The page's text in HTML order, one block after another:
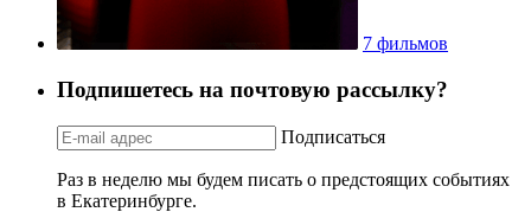
7 фильмов
Подпишетесь на почтовую рассылку?
Подписаться
Раз в неделю мы будем писать о предстоящих событиях
в Екатеринбурге.